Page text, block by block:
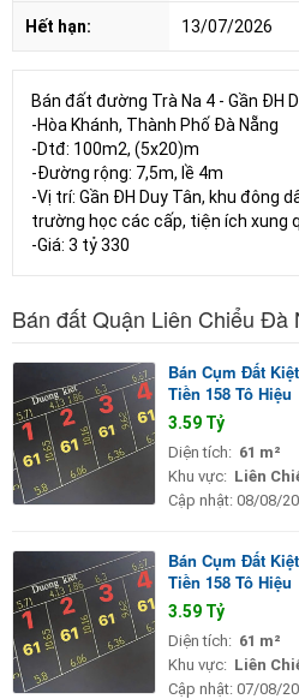
Hết hạn: 13/07/2026
Bán đất đường Trà Na 4 - Gần ĐH
-Hòa Khánh, Thành Phố Đà Nẵng
-Dtđ: 100m2, (5x20)m
-Đường rộng: 7,5m, lề 4m
-Vị trí: Gần ĐH Duy Tân, khu đông
trường học các cấp, tiện ích xung
-Giá: 3 tỷ 330
Bán đất Quận Liên Chiểu Đà
Bán Cụm Đất
Tiền 158 Tô Hiệu
3.59 Tỷ
Diện tích: 61 m²
Khu vực: Liên
Cập nhật: 08/08/
Bán Cụm Đất
Tiền 158 Tô Hiệu
3.59 Tỷ
Diện tích: 61 m²
Khu vực: Liên
Cập nhật: 07/08/